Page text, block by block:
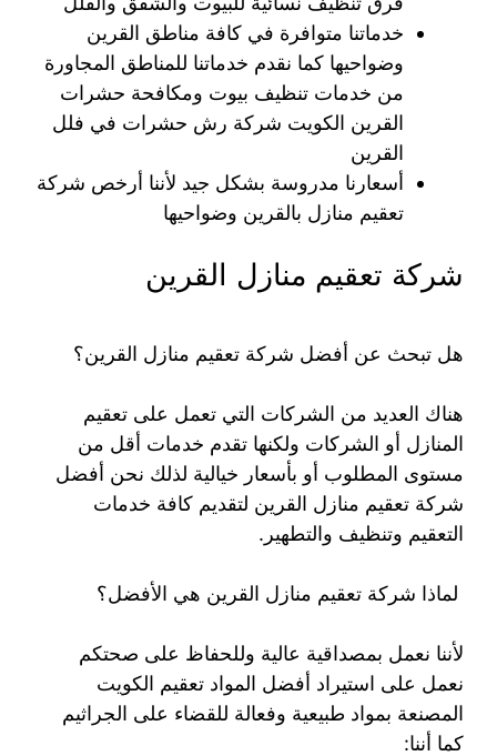
خدماتنا متوافرة في كافة مناطق القرين
وضواحيها كما نقدم خدماتنا للمناطق المجاورة
من خدمات تنظيف بيوت ومكافحة حشرات
القرين الكويت شركة رش حشرات في فلل
القرين
أسعارنا مدروسة بشكل جيد لأننا أرخص شركة
تعقيم منازل بالقرين وضواحيها
شركة تعقيم منازل القرين
هل تبحث عن أفضل شركة تعقيم منازل القرين؟
هناك العديد من الشركات التي تعمل على تعقيم
المنازل أو الشركات ولكنها تقدم خدمات أقل من
مستوى المطلوب أو بأسعار خيالية لذلك نحن أفضل
شركة تعقيم منازل القرين لتقديم كافة خدمات
التعقيم وتنظيف والتطهير.
لماذا شركة تعقيم منازل القرين هي الأفضل؟
لأننا نعمل بمصداقية عالية وللحفاظ على صحتكم
نعمل على استيراد أفضل المواد تعقيم الكويت
المصنعة بمواد طبيعية وفعالة للقضاء على الجراثيم
كما أننا: